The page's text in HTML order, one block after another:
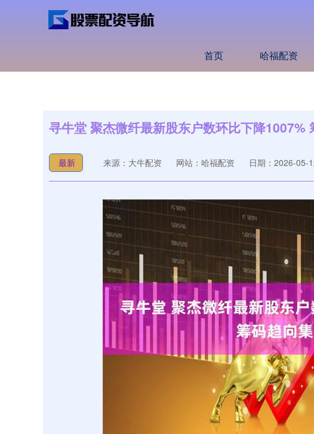
首页 哈福配资
寻牛堂 聚杰微纤最新股东户数环比下降1007%
最新 来源：大牛配资 网站：哈福配资 日期：2026-05-